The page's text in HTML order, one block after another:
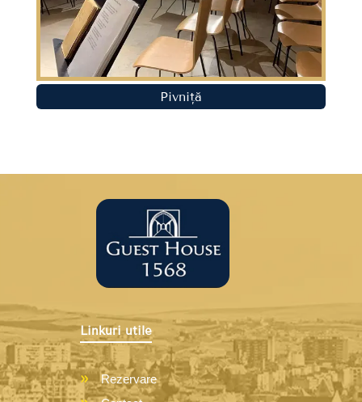
Pivniță
Linkuri utile
Rezervare